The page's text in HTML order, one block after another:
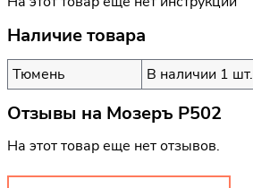
Наличие товара
Тюмень В наличии 1 шт.
Отзывы на Мозеръ P502
На этот товар еще нет отзывов.